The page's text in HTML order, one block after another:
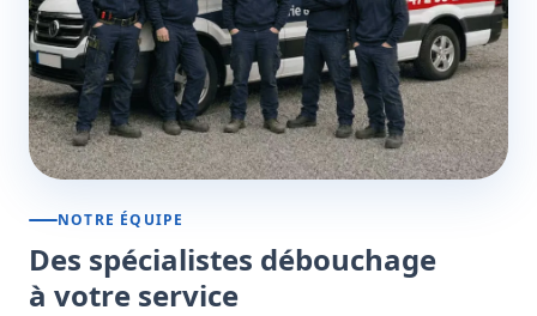
NOTRE ÉQUIPE
Des spécialistes débouchage
à votre service